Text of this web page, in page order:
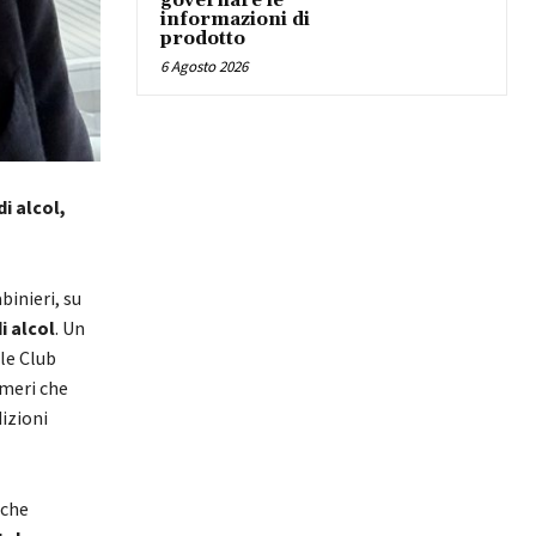
alcol,
su
alcol. Un
Club
che
informazioni di
prodotto
6 Agosto 2026